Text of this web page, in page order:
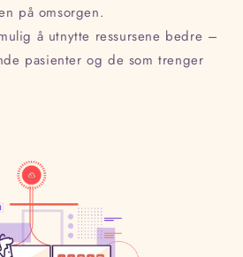
på omsorgen.
å utnytte ressursene bedre –
pasienter og de som trenger